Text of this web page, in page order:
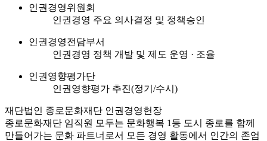
인권경영위원회
인권경영 주요 의사결정 및 정책승인
인권경영전담부서
인권경영 정책 개발 및 제도 운영 · 조율
인권영향평가단
인권영향평가 추진(정기/수시)
재단법인 종로문화재단 인권경영헌장
종로문화재단 임직원 모두는 문화행복 1등 도시 종로를 함께
만들어가는 문화 파트너로서 모든 경영 활동에서 인간의 존엄